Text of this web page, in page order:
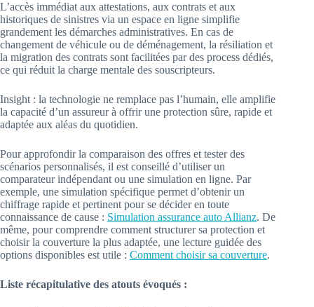
L’accès immédiat aux attestations, aux contrats et aux
historiques de sinistres via un espace en ligne simplifie
grandement les démarches administratives. En cas de
changement de véhicule ou de déménagement, la résiliation et
la migration des contrats sont facilitées par des process dédiés,
ce qui réduit la charge mentale des souscripteurs.
Insight : la technologie ne remplace pas l’humain, elle amplifie
la capacité d’un assureur à offrir une protection sûre, rapide et
adaptée aux aléas du quotidien.
Pour approfondir la comparaison des offres et tester des
scénarios personnalisés, il est conseillé d’utiliser un
comparateur indépendant ou une simulation en ligne. Par
exemple, une simulation spécifique permet d’obtenir un
chiffrage rapide et pertinent pour se décider en toute
connaissance de cause : Simulation assurance auto Allianz. De
même, pour comprendre comment structurer sa protection et
choisir la couverture la plus adaptée, une lecture guidée des
options disponibles est utile : Comment choisir sa couverture.
Liste récapitulative des atouts évoqués :